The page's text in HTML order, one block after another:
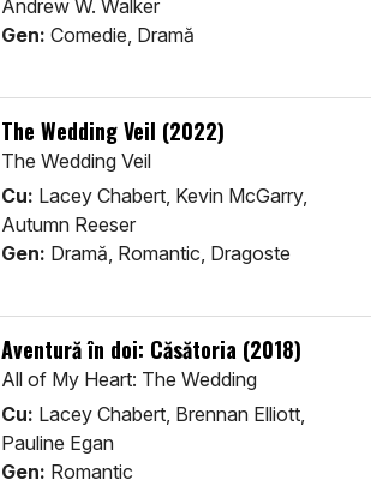
Andrew W. Walker
Gen: Comedie, Dramă
The Wedding Veil (2022)
The Wedding Veil
Cu: Lacey Chabert, Kevin McGarry,
Autumn Reeser
Gen: Dramă, Romantic, Dragoste
Aventură în doi: Căsătoria (2018)
All of My Heart: The Wedding
Cu: Lacey Chabert, Brennan Elliott,
Pauline Egan
Gen: Romantic